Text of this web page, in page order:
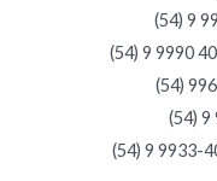
(54) 9
(54) 9 9990
(54)
(54) 9
(54) 9 9933-